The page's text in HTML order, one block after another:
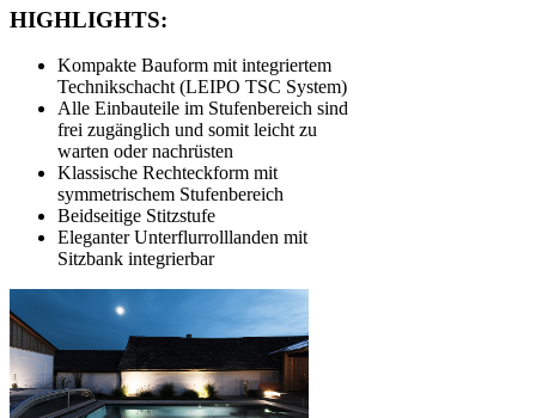
HIGHLIGHTS:
Kompakte Bauform mit integriertem
Technikschacht (LEIPO TSC System)
Alle Einbauteile im Stufenbereich sind
frei zugänglich und somit leicht zu
warten oder nachrüsten
Klassische Rechteckform mit
symmetrischem Stufenbereich
Beidseitige Stitzstufe
Eleganter Unterflurrolllanden mit
Sitzbank integrierbar